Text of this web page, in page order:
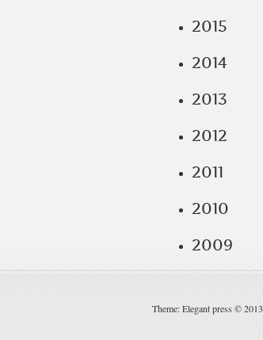
2015
2014
2013
2012
2011
2010
2009
Theme: Elegant press © 2013